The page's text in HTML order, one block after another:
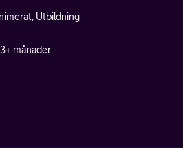
Utbildning
månader